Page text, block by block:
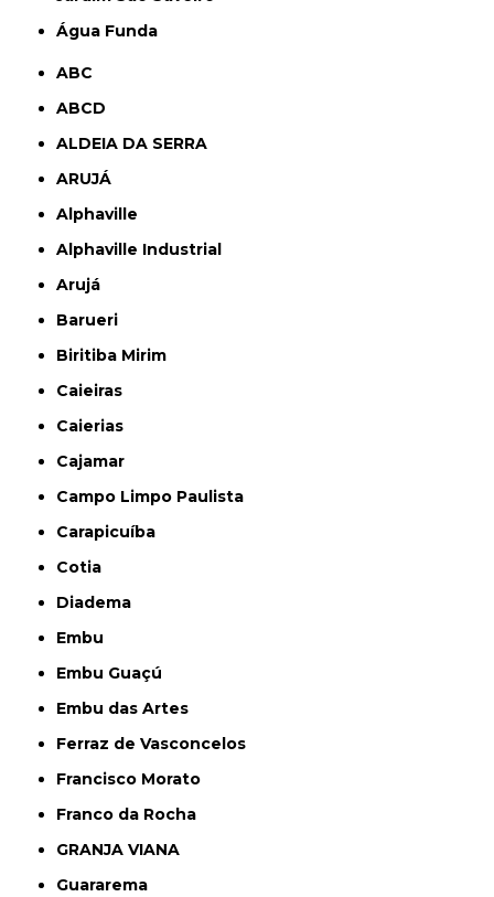
Água Funda
ABC
ABCD
ALDEIA DA SERRA
ARUJÁ
Alphaville
Alphaville Industrial
Arujá
Barueri
Biritiba Mirim
Caieiras
Caierias
Cajamar
Campo Limpo Paulista
Carapicuíba
Cotia
Diadema
Embu
Embu Guaçú
Embu das Artes
Ferraz de Vasconcelos
Francisco Morato
Franco da Rocha
GRANJA VIANA
Guararema